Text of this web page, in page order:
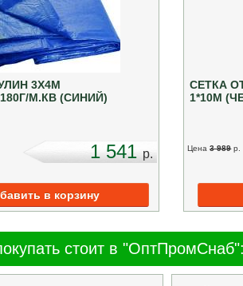
3Х4М
М.КВ (СИНИЙ)
1 541p.
СЕТКА
1*10М
Цена 3 989 p.
стоит в "ОптПромСнаб":